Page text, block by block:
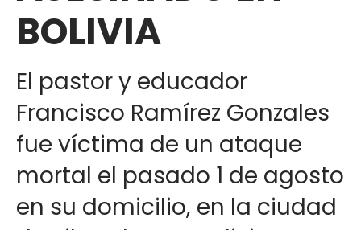
BOLIVIA
El pastor y educador
Francisco Ramírez Gonzales
fue víctima de un ataque
mortal el pasado 1 de agosto
en su domicilio, en la ciudad